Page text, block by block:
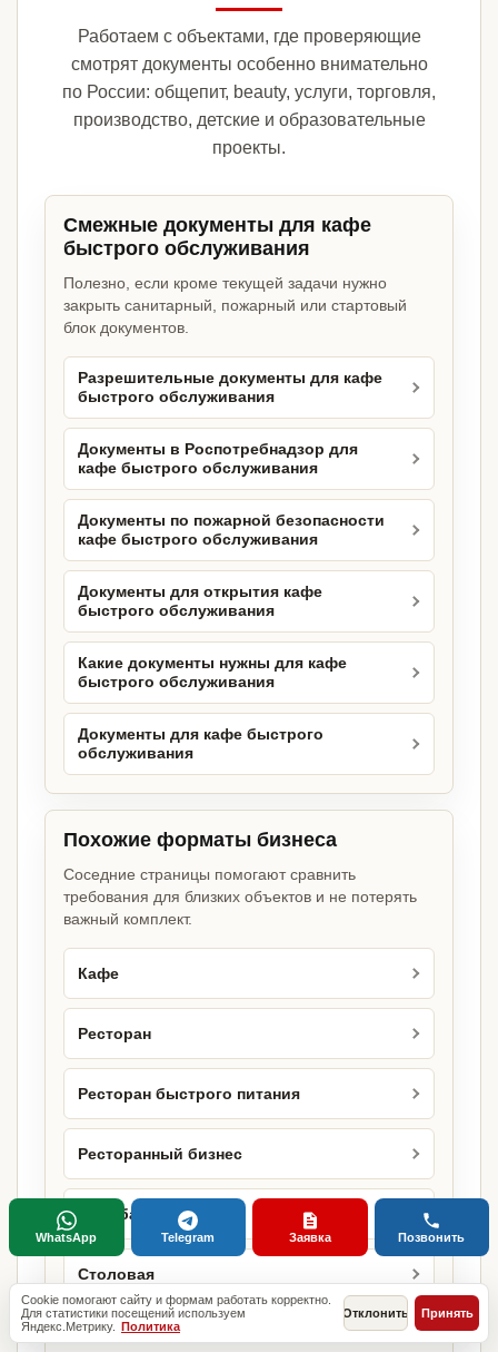
Работаем с объектами, где проверяющие
смотрят документы особенно внимательно
по России: общепит, beauty, услуги, торговля,
производство, детские и образовательные
проекты.
Смежные документы для кафе
быстрого обслуживания
Полезно, если кроме текущей задачи нужно
закрыть санитарный, пожарный или стартовый
блок документов.
Разрешительные документы для кафе
быстрого обслуживания
Документы в Роспотребнадзор для
кафе быстрого обслуживания
Документы по пожарной безопасности
кафе быстрого обслуживания
Документы для открытия кафе
быстрого обслуживания
Какие документы нужны для кафе
быстрого обслуживания
Документы для кафе быстрого
обслуживания
Похожие форматы бизнеса
Соседние страницы помогают сравнить
требования для близких объектов и не потерять
важный комплект.
Кафе
Ресторан
Ресторан быстрого питания
Ресторанный бизнес
Служба доставки
Столовая
Cookie помогают сайту и формам работать корректно.
Для статистики посещений используем
Яндекс.Метрику. Политика
Отклонить Принять
WhatsApp Telegram Заявка Позвонить